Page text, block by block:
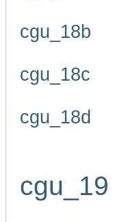
cgu_18b
cgu_18c
cgu_18d
cgu_19